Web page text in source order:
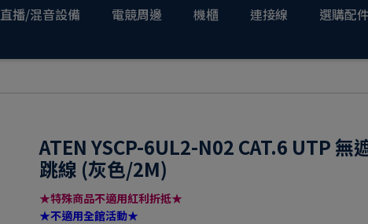
直播/混音設備 電競周邊 機櫃 連接線
選購配
ATEN YSCP-6UL2-N02 CAT.6 UTP 無
跳線 (灰色/2M)
★特殊商品不適用紅利折抵★
★不適用全館活動★